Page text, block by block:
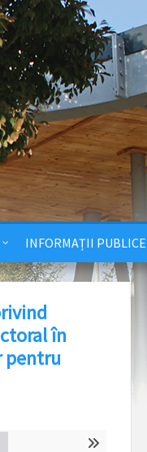
INFORMAȚII PUBLICE
în
pentru